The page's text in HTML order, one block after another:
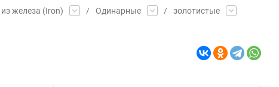
железа (Iron) / Одинарные / золотистые